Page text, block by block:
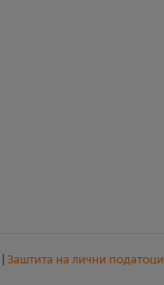
Заштита на лични податоци